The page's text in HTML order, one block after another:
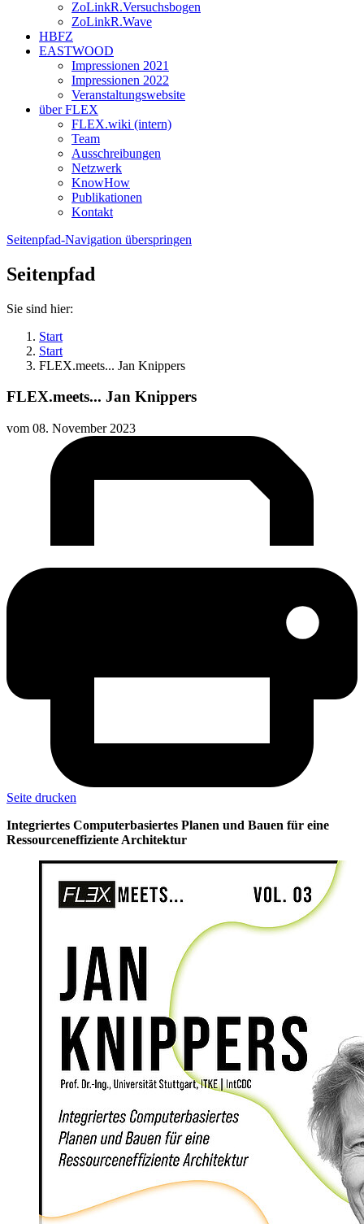
ZoLinkR.Versuchsbogen
ZoLinkR.Wave
HBFZ
EASTWOOD
Impressionen 2021
Impressionen 2022
Veranstaltungswebsite
über FLEX
FLEX.wiki (intern)
Team
Ausschreibungen
Netzwerk
KnowHow
Publikationen
Kontakt
Seitenpfad-Navigation überspringen
Seitenpfad
Sie sind hier:
Start
Start
FLEX.meets... Jan Knippers
FLEX.meets... Jan Knippers
vom 08. November 2023
Seite drucken
Integriertes Computerbasiertes Planen und Bauen für eine
Ressourceneffiziente Architektur